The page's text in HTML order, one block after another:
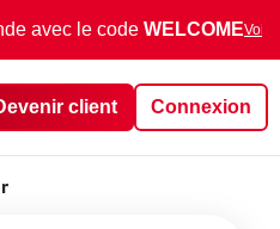
avec le code WELCOMEVoir
client Connexion